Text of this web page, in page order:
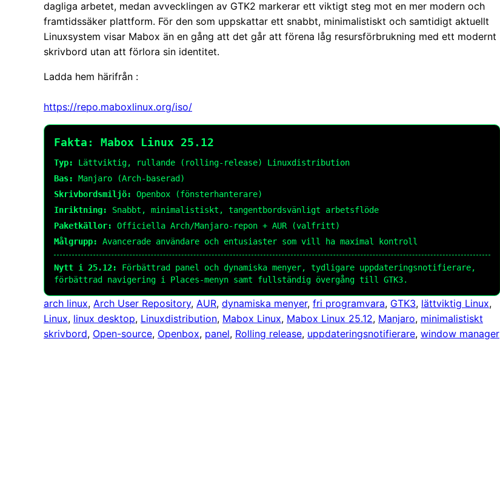
dagliga arbetet, medan avvecklingen av GTK2 markerar ett viktigt steg mot en mer modern och
framtidssäker plattform. För den som uppskattar ett snabbt, minimalistiskt och samtidigt aktuellt
Linuxsystem visar Mabox än en gång att det går att förena låg resursförbrukning med ett modernt
skrivbord utan att förlora sin identitet.
Ladda hem härifrån :
https://repo.maboxlinux.org/iso/
Fakta: Mabox Linux 25.12
Typ:
Lättviktig, rullande (rolling-release) Linuxdistribution
Bas:
Manjaro (Arch-baserad)
Skrivbordsmiljö:
Openbox (fönsterhanterare)
Inriktning:
Snabbt, minimalistiskt, tangentbordsvänligt arbetsflöde
Paketkällor:
Officiella Arch/Manjaro-repon + AUR (valfritt)
Målgrupp:
Avancerade användare och entusiaster som vill ha maximal kontroll
Nytt i 25.12:
Förbättrad panel och dynamiska menyer, tydligare uppdateringsnotifierare,
förbättrad navigering i Places-menyn samt fullständig övergång till GTK3.
arch linux, Arch User Repository, AUR, dynamiska menyer, fri programvara, GTK3, lättviktig Linux
Linux, linux desktop, Linuxdistribution, Mabox Linux, Mabox Linux 25.12, Manjaro, minimalistiskt
skrivbord, Open-source, Openbox, panel, Rolling release, uppdateringsnotifierare, window manager